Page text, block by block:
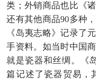
类；外销商品也比《
还有其他商品90多种
《岛夷志略》记录了
手资料。如当时中国
就是瓷器和丝绸。《
篇记述了瓷器贸易，